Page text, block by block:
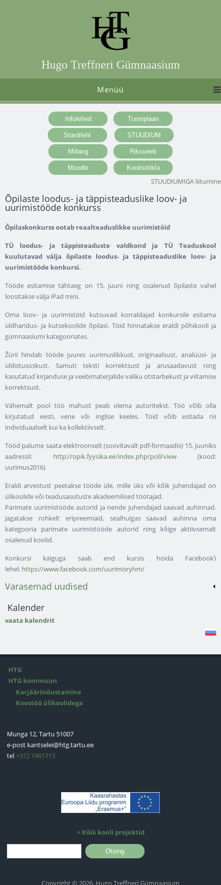
Hugo Treffneri Gümnaasium
Menüü
STUUDIUMIGA liitumine
Õpilaste loodus- ja täppisteaduslike loov- ja
uurimistööde konkurss
Õpilaskonkurss ootab reaalteaduslikke uurimistöid
TÜ loodus- ja täppisteaduste valdkond ja TÜ Teaduskool
kuulutavad välja õpilaste loodus- ja täppisteaduslike loov- ja
uurimistööde konkursi.
Tööde esitamise tähtaeg on 15. juuni ning osalenud õpilaste vahel
loositakse välja iPad mini.
Oma loov- ja uurimistöid kutsuvad korraldajad konkursile esitama
üldharidus- ja kutsekoolide õpilasi. Töid hinnatakse eraldi põhikooli ja
gümnaasiumi kategooriates.
Žürii hindab tööde juures uurimuslikkust, originaalsust, analüüsi- ja
üldistusoskust. Samuti teksti korrektsust ja arusaadavust ning
kasutatud kirjanduse ja veebimaterjalide valiku otstarbekust ja viitamise
korrektsust.
Vähemalt pool töö mahust peab olema autoritekst. Töö võib olla
kirjutatud eesti, vene või inglise keeles. Töid võib esitada nii
individuaalselt kui ka kollektiivselt.
Tööd palume saata elektroonselt (soovitavalt pdf-formaadis) 15. juuniks
aadressil: http://opik.fyysika.ee/index.php/poll/view(kood:
uurimus2016)
Eraldi arvestust peetakse tööde üle, mille üks või kõik juhendajad on
ülikoolide või teadusasutuste akadeemilised töötajad.
Parimate uurimistööde autorid ja nende juhendajad saavad auhinnad.
Jagatakse rohkelt eripreemiaid, sealhulgas saavad auhinna oma
kategooria parimate uurimistööde autorid ning kõige aktiivsemalt
osalenud koolid.
Konkursi käiguga saab end kursis hoida Facebook’i
lehel: https://www.facebook.com/uurimisryhm/
Varasemad uudised
Kalender
vaata kalendrit
HTG
HTG kommuun
Karjäärinõustamine
Koostöö ülikoolidega
Munga 12, Tartu 51007
e-post kantselei@htg.tartu.ee
tel+372 7461715
> Kõik kooli projektid
Otsinguvorm
Otsing
Copyright © 2026, Hugo Treffneri Gümnaasium